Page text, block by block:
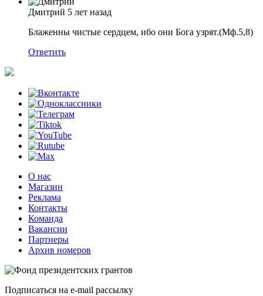
Дмитрий 5 лет назад
Блаженны чистые сердцем, ибо они Бога узрят.(Мф.5,8)
Ответить
О нас
Магазин
Реклама
Контакты
Команда
Вакансии
Партнеры
Архив номеров
Подписаться на e-mail рассылку